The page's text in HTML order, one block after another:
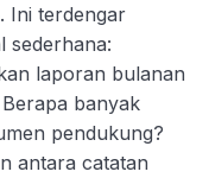
Ini terdengar
sederhana:
laporan bulanan
banyak
pendukung?
antara catatan